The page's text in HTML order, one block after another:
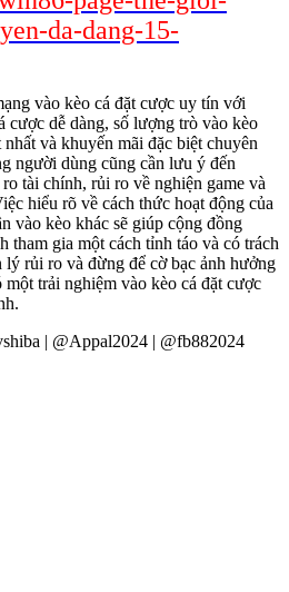
da-dang-15-
vào kèo cá đặt cược uy tín với
cược dễ dàng, số lượng trò vào kèo
và khuyến mãi đặc biệt chuyên
người dùng cũng cần lưu ý đến
tài chính, rủi ro về nghiện game và
hiểu rõ về cách thức hoạt động của
vào kèo khác sẽ giúp cộng đồng
tham gia một cách tỉnh táo và có trách
rủi ro và đừng để cờ bạc ảnh hưởng
trải nghiệm vào kèo cá đặt cược
| @Appal2024 | @fb882024